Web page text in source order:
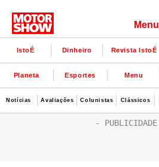
Menu
IstoÉ Dinheiro Revista IstoÉ
Planeta Esportes Menu
Notícias Avaliações Colunistas Clássicos